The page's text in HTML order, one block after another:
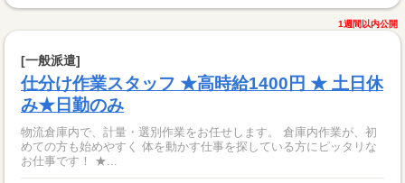
1週間以内公開
[一般派遣]
仕分け作業スタッフ ★高時給1400円 ★ 土日休
み★日勤のみ
物流倉庫内で、計量・選別作業をお任せします。 倉庫内作業が、初
めての方も始めやすく 体を動かす仕事を探している方にピッタリな
お仕事です！ ★...